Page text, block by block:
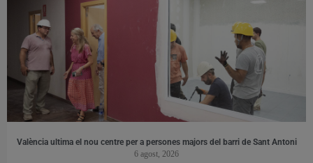
València ultima el nou centre per a persones majors del barri de Sant Antoni
6 agost, 2026